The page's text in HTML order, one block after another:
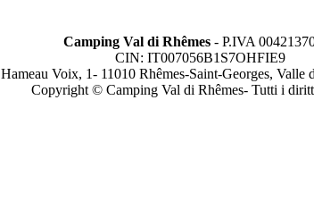
Camping Val di Rhêmes- P.IVA
CIN: IT007056B1S7OHFIE9
Hameau Voix, 1- 11010 Rhêmes-Saint-Georges,
Copyright © Camping Val di Rhêmes- Tutti i